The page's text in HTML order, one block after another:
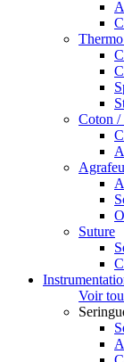
Coton /
Suture
Voir